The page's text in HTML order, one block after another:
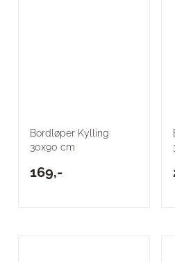
Bordløper Kylling
30x90 cm
169,-